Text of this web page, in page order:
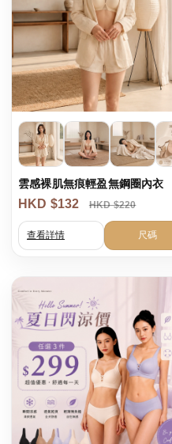
雲感裸肌無痕輕盈無鋼圈內衣
HKD $132 HKD $220
查看詳情 尺碼